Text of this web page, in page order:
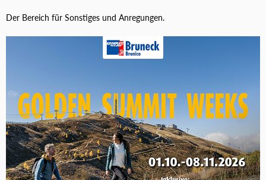
Der Bereich für Sonstiges und Anregungen.